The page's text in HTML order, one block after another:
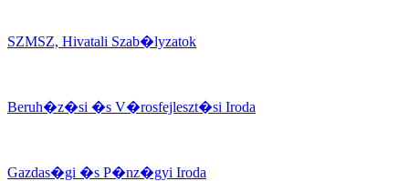
SZMSZ, Hivatali Szab�lyzatok
Beruh�z�si �s V�rosfejleszt�si Iroda
Gazdas�gi �s P�nz�gyi Iroda